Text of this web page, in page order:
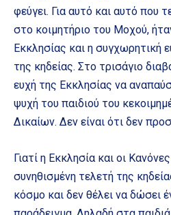
φεύγει. Για αυτό και αυτό που
στο κοιμητήριο του Μοχού,
Εκκλησίας και η συγχωρητική
της κηδείας. Στο τρισάγιο
ευχή της Εκκλησίας να
ψυχή του παιδιού του
Δικαίων. Δεν είναι ότι δεν
Γιατί η Εκκλησία και οι
συνηθισμένη τελετή της
κόσμο και δεν θέλει να δώσει